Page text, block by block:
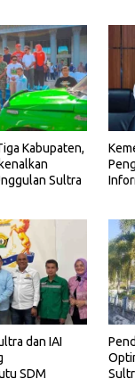
Kabupaten,
Sultra
dan IAI
SDM